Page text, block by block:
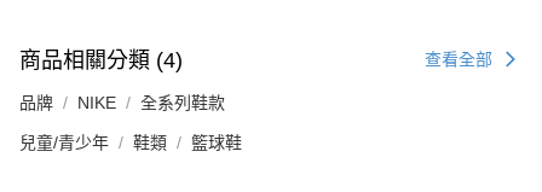
商品相關分類 (4) 查看全部
品牌 NIKE 全系列鞋款
兒童/青少年 鞋類 籃球鞋